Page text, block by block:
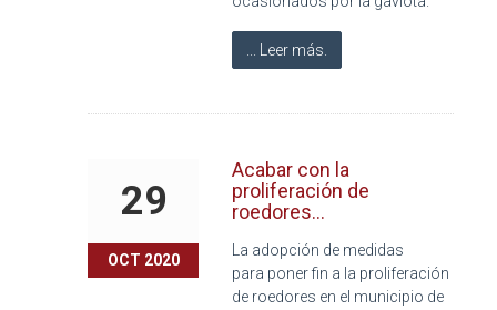
... Leer más.
29
OCT 2020
Acabar con la
proliferación de
roedores...
La adopción de medidas
para poner fin a la proliferación
de roedores en el municipio de